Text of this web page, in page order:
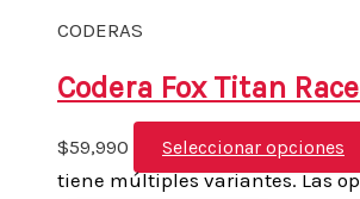
CODERAS
Codera Fox Titan
$59,990 Seleccionar opciones
tiene múltiples variantes. Las